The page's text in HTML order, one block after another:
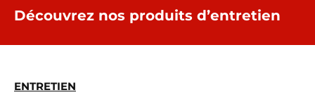
Découvrez nos produits d’entretien
ENTRETIEN